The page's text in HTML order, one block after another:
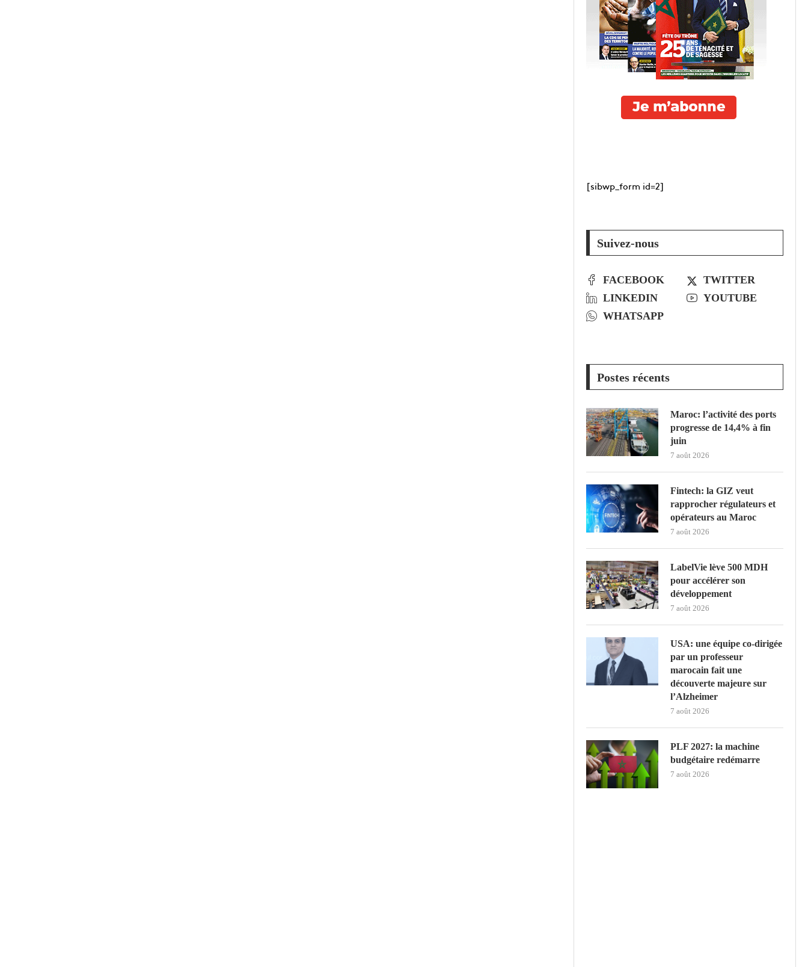
[sibwp_form id=2]
Suivez-nous
FACEBOOK
TWITTER
LINKEDIN
YOUTUBE
WHATSAPP
Postes récents
Maroc: l’activité des ports
progresse de 14,4% à fin
juin
7 août 2026
Fintech: la GIZ veut
rapprocher régulateurs et
opérateurs au Maroc
7 août 2026
LabelVie lève 500 MDH
pour accélérer son
développement
7 août 2026
USA: une équipe co-dirigée
par un professeur
marocain fait une
découverte majeure sur
l’Alzheimer
7 août 2026
PLF 2027: la machine
budgétaire redémarre
7 août 2026